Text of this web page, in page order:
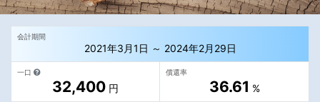
会計期間
2021年3月1日 ～ 2024年2月29日
一口
32,400 円
償還率
36.61 %